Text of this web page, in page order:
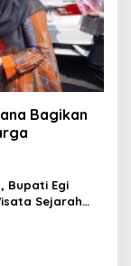
Bagikan
Bupati Egi
Sejarah